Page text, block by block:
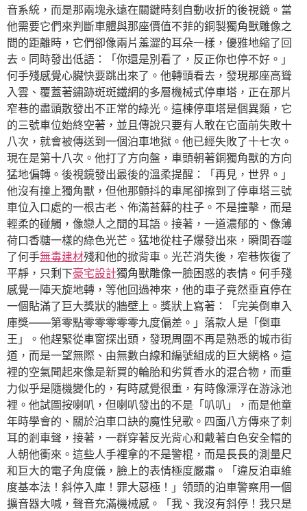
音系統，而是那兩塊永遠在關鍵時刻自動收折的後視鏡。當
他需要它們來判斷車體與那座價值不菲的銅製獨角獸雕像之
間的距離時，它們卻像兩片羞澀的耳朵一樣，優雅地縮了回
去。同時發出低語：「你還是別看了，反正你也停不好。」
何手殘感覺心臟快要跳出來了。他轉頭看去，發現那座高聳
入雲、覆蓋著鏽跡斑斑鐵網的多層機械式停車塔，正在那片
窄巷的盡頭散發出不正常的綠光。這棟停車塔是個異類，它
的三號車位始終空著，並且傳說只要有人敢在它面前失敗十
八次，就會被傳送到一個泊車地獄。他已經失敗了十七次。
現在是第十八次。他打了方向盤，車頭朝著銅獨角獸的方向
猛地偏轉。後視鏡發出最後的溫柔提醒：「再見，世界。」
他沒有撞上獨角獸，但他那顫抖的車尾卻擦到了停車塔三號
車位入口處的一根古老、佈滿苔蘚的柱子。不是撞擊，而是
輕柔的碰觸，像戀人之間的耳語。接著，一道濃郁的、像薄
荷口香糖一樣的綠色光芒。猛地從柱子爆發出來，瞬間吞噬
了何手無毒建材殘和他的掀背車。光芒消失後，窄巷恢復了
平靜，只剩下豪宅設計獨角獸雕像一臉困惑的表情。何手殘
感覺一陣天旋地轉，等他回過神來，他的車子竟然垂直停在
一個貼滿了巨大獎狀的牆壁上。獎狀上寫著：「完美倒車入
庫獎——第零點零零零零零九度偏差。」落款人是「倒車
王」。他趕緊從車窗探出頭，發現周圍不再是熟悉的城市街
道，而是一望無際、由無數白線和編號組成的巨大網格。這
裡的空氣聞起來像是新買的輪胎和劣質香水的混合物，而重
力似乎是隨機變化的，有時感覺很重，有時像漂浮在游泳池
裡。他試圖按喇叭，但喇叭發出的不是「叭叭」，而是他童
年時學會的、關於泊車口訣的魔性兒歌。四面八方傳來了刺
耳的剎車聲，接著，一群穿著反光背心和戴著白色安全帽的
人朝他衝來。這些人手裡拿的不是警棍，而是長長的測量尺
和巨大的電子角度儀，臉上的表情極度嚴肅。「違反泊車維
度基本法！斜停入庫！罪大惡極！」領頭的泊車警察用一個
擴音器大喊，聲音充滿機械感。「我、我沒有斜停！我只是